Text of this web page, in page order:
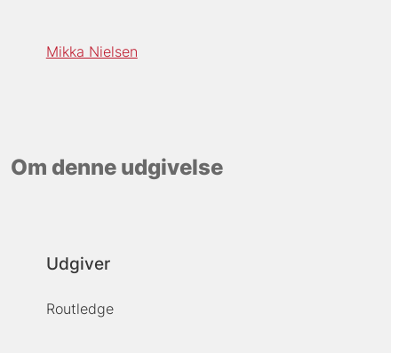
Mikka Nielsen
Om denne udgivelse
Udgiver
Routledge